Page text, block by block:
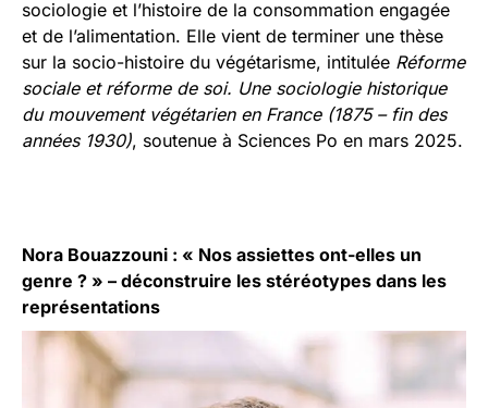
sociologie et l’histoire de la consommation engagée
et de l’alimentation. Elle vient de terminer une thèse
sur la socio-histoire du végétarisme, intitulée Réforme
sociale et réforme de soi. Une sociologie historique
du mouvement végétarien en France (1875 – fin des
années 1930), soutenue à Sciences Po en mars 2025.
Nora Bouazzouni : « Nos assiettes ont-elles un
genre ? » – déconstruire les stéréotypes dans les
représentations